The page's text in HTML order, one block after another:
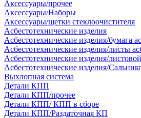
Аксессуары/прочее
Аксессуары/Наборы
Аксессуары/щетки стеклоочистителя
Асбестотехнические изделия
Асбестотехнические изделия/бумага
Асбестотехнические изделия/листы
Асбестотехнические изделия/
Асбестотехнические изделия/
Выхлопная система
Детали КПП
Детали КПП/прочее
Детали КПП/ КПП в сборе
Детали КПП/Раздаточная КП